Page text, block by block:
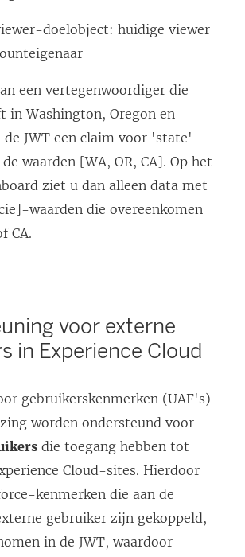
doelobject: huidige viewer
een vertegenwoordiger die
in Washington, Oregon en
JWT een claim voor 'state'
waarden [WA, OR, CA]. Op het
ziet u dan alleen data met
waarden die overeenkomen
CA.
voor externe
in Experience Cloud
gebruikerskenmerken (UAF's)
worden ondersteund voor
die toegang hebben tot
Cloud-sites. Hierdoor
kenmerken die aan de
gebruiker zijn gekoppeld,
in de JWT, waardoor